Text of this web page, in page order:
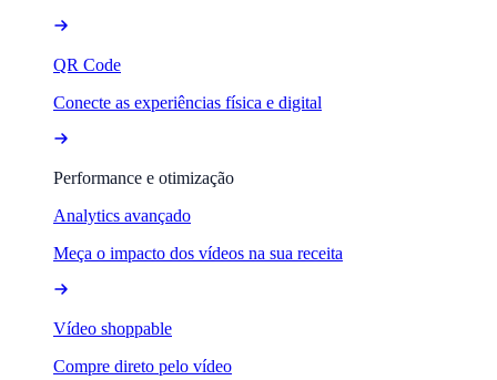
QR Code
Conecte as experiências física e digital
Performance e otimização
Analytics avançado
Meça o impacto dos vídeos na sua receita
Vídeo shoppable
Compre direto pelo vídeo